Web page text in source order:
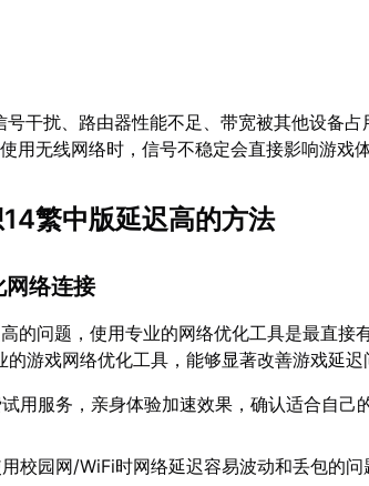
干扰、路由器性能不足、带宽被其他设备占
用无线网络时，信号不稳定会直接影响游戏体
繁中版延迟高的方法
网络连接
的问题，使用专业的网络优化工具是最直接
的游戏网络优化工具，能够显著改善游戏延迟
试用服务，亲身体验加速效果，确认适合自己
校园网/WiFi时网络延迟容易波动和丢包的